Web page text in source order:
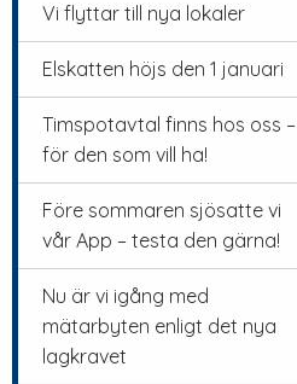
Vi flyttar till nya lokaler
Elskatten höjs den 1 januari
Timspotavtal finns hos oss –
för den som vill ha!
Före sommaren sjösatte vi
vår App – testa den gärna!
Nu är vi igång med
mätarbyten enligt det nya
lagkravet